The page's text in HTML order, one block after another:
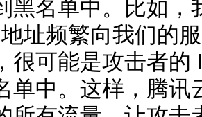
黑名单中。比如，
址频繁向我们的
很可能是攻击者的
单中。这样，腾讯